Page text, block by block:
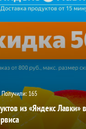
Получили: 165
из «Яндекс Лавки»